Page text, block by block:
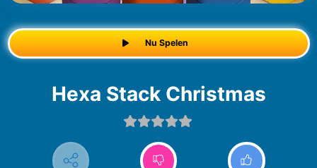
Nu Spelen
Hexa Stack Christmas